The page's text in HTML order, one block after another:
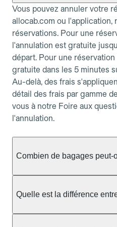
Vous pouvez annuler votre
allocab.com ou l'application,
réservations. Pour une
l'annulation est gratuite
départ. Pour une
gratuite dans les 5 minutes
Au-delà, des frais
détail des frais par gamme
vous à notre Foire aux
l'annulation.
Combien de bagages peut-
taxi berline accueille en
ou nombreux, précisez-le
Quelle est la différence